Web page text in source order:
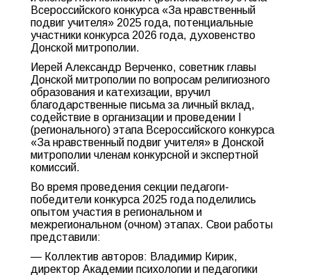
Всероссийского конкурса «За нравственный
подвиг учителя» 2025 года, потенциальные
участники конкурса 2026 года, духовенство
Донской митрополии.
Иерей Александр Верченко, советник главы
Донской митрополии по вопросам религиозного
образования и катехизации, вручил
благодарственные письма за личный вклад,
содействие в организации и проведении I
(регионального) этапа Всероссийского конкурса
«За нравственный подвиг учителя» в Донской
митрополии членам конкурсной и экспертной
комиссий.
Во время проведения секции педагоги-
победители конкурса 2025 года поделились
опытом участия в региональном и
межрегиональном (очном) этапах. Свои работы
представили:
— Коллектив авторов: Владимир Кирик,
директор Академии психологии и педагогики